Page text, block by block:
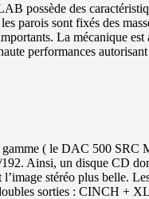
possède des
parois sont fixés des
La mécanique
performances
( le DAC 500 SRC
Ainsi, un disque CD
stéréo plus belle.
sorties : CINCH +